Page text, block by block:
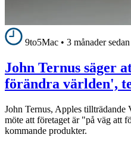
9to5Mac • 3 månader sedan
John Ternus säger
förändra världen',
John Ternus, Apples tillträdande
möte att företaget är "på väg att
kommande produkter.